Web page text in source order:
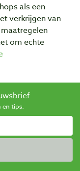
als een
verkrijgen van
om echte
tips.